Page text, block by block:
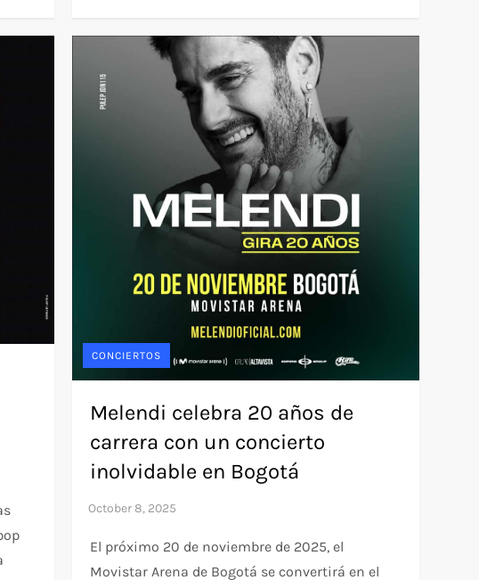
CONCIERTOS
Melendi celebra 20 años de
carrera con un concierto
inolvidable en Bogotá
El próximo 20 de noviembre de 2025, el
Movistar Arena de Bogotá se convertirá en el